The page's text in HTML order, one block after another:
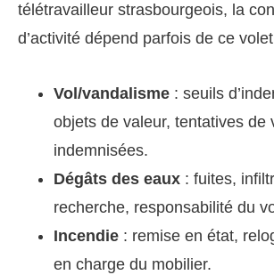
télétravailleur strasbourgeois, la
d’activité dépend parfois de ce
Vol/vandalisme : seuils
objets de valeur, tentatives de
indemnisées.
Dégâts des eaux : fuites,
recherche, responsabilité du
Incendie : remise en état,
en charge du mobilier.